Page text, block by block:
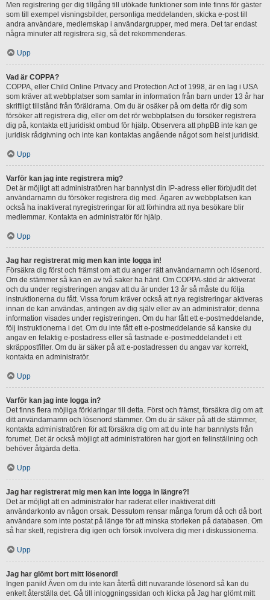
Men registrering ger dig tillgång till utökade funktioner som inte finns för gäster
som till exempel visningsbilder, personliga meddelanden, skicka e-post till
andra användare, medlemskap i användargrupper, med mera. Det tar endast
några minuter att registrera sig, så det rekommenderas.
Upp
Vad är COPPA?
COPPA, eller Child Online Privacy and Protection Act of 1998, är en lag i USA
som kräver att webbplatser som samlar in information från barn under 13 år har
skriftligt tillstånd från föräldrarna. Om du är osäker på om detta rör dig som
försöker att registrera dig, eller om det rör webbplatsen du försöker registrera
dig på, kontakta ett juridiskt ombud för hjälp. Observera att phpBB inte kan ge
juridisk rådgivning och inte kan kontaktas angående något som helst juridiskt.
Upp
Varför kan jag inte registrera mig?
Det är möjligt att administratören har bannlyst din IP-adress eller förbjudit det
användarnamn du försöker registrera dig med. Ägaren av webbplatsen kan
också ha inaktiverat nyregistreringar för att förhindra att nya besökare blir
medlemmar. Kontakta en administratör för hjälp.
Upp
Jag har registrerat mig men kan inte logga in!
Försäkra dig först och främst om att du anger rätt användarnamn och lösenord.
Om de stämmer så kan en av två saker ha hänt. Om COPPA-stöd är aktiverat
och du under registreringen angav att du är under 13 år så måste du följa
instruktionerna du fått. Vissa forum kräver också att nya registreringar aktiveras
innan de kan användas, antingen av dig själv eller av an administratör; denna
information visades under registreringen. Om du har fått ett e-postmeddelande,
följ instruktionerna i det. Om du inte fått ett e-postmeddelande så kanske du
angav en felaktig e-postadress eller så fastnade e-postmeddelandet i ett
skräppostfilter. Om du är säker på att e-postadressen du angav var korrekt,
kontakta en administratör.
Upp
Varför kan jag inte logga in?
Det finns flera möjliga förklaringar till detta. Först och främst, försäkra dig om att
ditt användarnamn och lösenord stämmer. Om du är säker på att de stämmer,
kontakta administratören för att försäkra dig om att du inte har bannlysts från
forumet. Det är också möjligt att administratören har gjort en felinställning och
behöver åtgärda detta.
Upp
Jag har registrerat mig men kan inte logga in längre?!
Det är möjligt att en administratör har raderat eller inaktiverat ditt
användarkonto av någon orsak. Dessutom rensar många forum då och då bort
användare som inte postat på länge för att minska storleken på databasen. Om
så har skett, registrera dig igen och försök involvera dig mer i diskussionerna.
Upp
Jag har glömt bort mitt lösenord!
Ingen panik! Även om du inte kan återfå ditt nuvarande lösenord så kan du
enkelt återställa det. Gå till inloggningssidan och klicka på Jag har glömt mitt